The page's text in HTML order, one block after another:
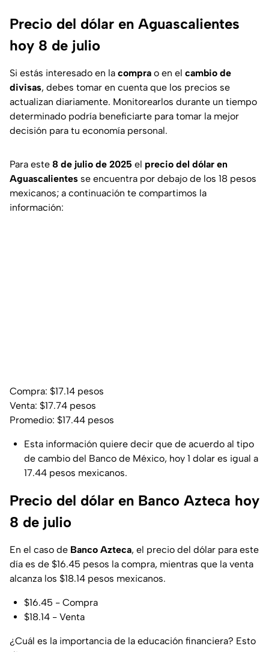
Precio del dólar en Aguascalientes
hoy 8 de julio
Si estás interesado en la compra o en el cambio de
divisas, debes tomar en cuenta que los precios se
actualizan diariamente. Monitorearlos durante un tiempo
determinado podría beneficiarte para tomar la mejor
decisión para tu economía personal.
Para este 8 de julio de 2025 el precio del dólar en
Aguascalientes se encuentra por debajo de los 18 pesos
mexicanos; a continuación te compartimos la
información:
Compra: $17.14 pesos
Venta: $17.74 pesos
Promedio: $17.44 pesos
Esta información quiere decir que de acuerdo al tipo
de cambio del Banco de México, hoy 1 dolar es igual a
17.44 pesos mexicanos.
Precio del dólar en Banco Azteca hoy
8 de julio
En el caso de Banco Azteca, el precio del dólar para este
día es de $16.45 pesos la compra, mientras que la venta
alcanza los $18.14 pesos mexicanos.
$16.45 - Compra
$18.14 - Venta
¿Cuál es la importancia de la educación financiera? Esto